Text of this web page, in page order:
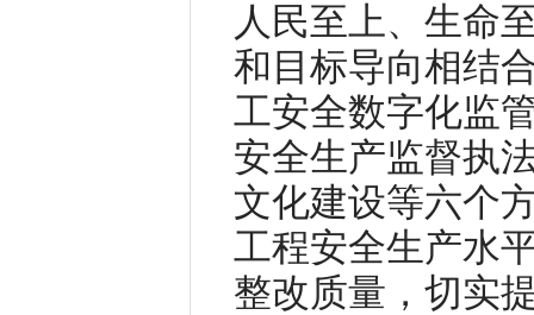
人民至上、生命
和目标导向相结
工安全数字化监
安全生产监督执
文化建设等六个
工程安全生产水
整改质量，切实